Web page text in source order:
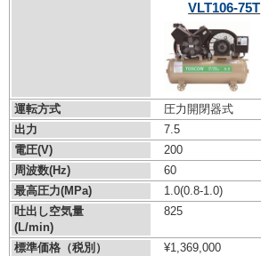
VLT106-75T
運転方式
圧力開閉器式
出力
7.5
電圧(V)
200
周波数(Hz)
60
最高圧力(MPa)
1.0(0.8-1.0)
吐出し空気量
(L/min)
825
標準価格（税別）
¥1,369,000